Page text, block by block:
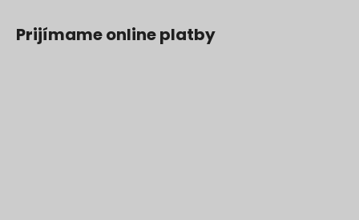
Prijímame online platby